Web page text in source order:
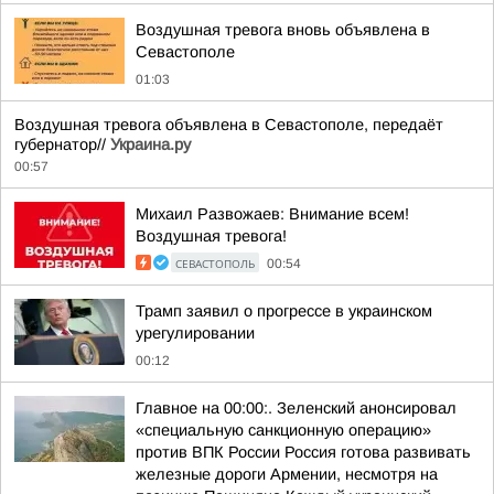
Воздушная тревога вновь объявлена в
Севастополе
01:03
Воздушная тревога объявлена в Севастополе, передаёт
губернатор// Украина.ру
00:57
Михаил Развожаев: Внимание всем!
Воздушная тревога!
СЕВАСТОПОЛЬ 00:54
Трамп заявил о прогрессе в украинском
урегулировании
00:12
Главное на 00:00:. Зеленский анонсировал
«специальную санкционную операцию»
против ВПК России Россия готова развивать
железные дороги Армении, несмотря на